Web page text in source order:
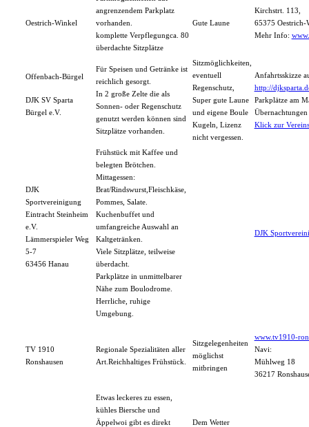
Oestrich-Winkel
angrenzendem Parkplatz
vorhanden.
komplette Verpflegungca. 80
überdachte Sitzplätze
Gute Laune
Kirchstrt. 113,
65375 Oestrich-
Mehr Info:
Offenbach-Bürgel
DJK SV Sparta
Bürgel e.V.
Für Speisen und Getränke ist
reichlich gesorgt.
In 2 große Zelte die als
Sonnen- oder Regenschutz
genutzt werden können sind
Sitzplätze vorhanden.
Sitzmöglichkeiten,
eventuell
Regenschutz,
Super gute Laune
und eigene Boule
Kugeln, Lizenz
nicht vergessen.
Anfahrtsskizze
http://
Parkplätze am
Klick zur
DJK
Sportvereinigung
Eintracht Steinheim
e.V.
Lämmerspieler Weg
5-7
63456 Hanau
Frühstück mit Kaffee und
belegten Brötchen.
Mittagessen:
Brat/Rindswurst,Fleischkäse,
Pommes, Salate.
Kuchenbuffet und
umfangreiche Auswahl an
Kaltgetränken.
Viele Sitzplätze, teilweise
überdacht.
Parkplätze in unmittelbarer
Nähe zum Boulodrome.
Herrliche, ruhige
Umgebung.
DJK
TV 1910
Ronshausen
Regionale Spezialitäten aller
Art.Reichhaltiges Frühstück.
Sitzgelegenheiten
möglichst
mitbringen
www.tv1910-
Navi:
Mühlweg 18
36217
Etwas leckeres zu essen,
kühles Biersche und
Äppelwoi gibt es direkt
Dem Wetter